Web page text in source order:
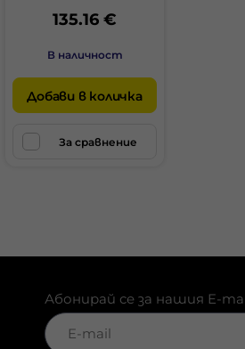
135.16 €
В наличност
Добави в количка
За сравнение
Абонирай се за нашия E-